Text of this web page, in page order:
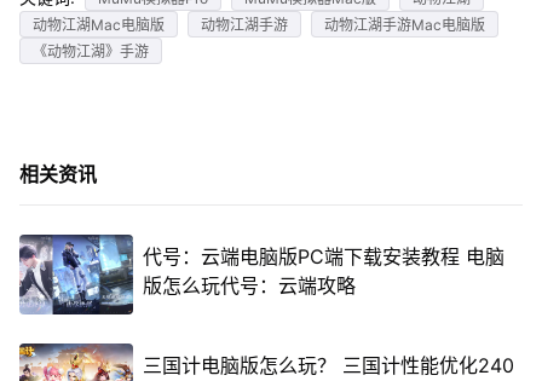
动物江湖Mac电脑版
动物江湖手游
动物江湖手游Mac电脑版
《动物江湖》手游
相关资讯
代号：云端电脑版PC端下载安装教程 电脑
版怎么玩代号：云端攻略
三国计电脑版怎么玩？ 三国计性能优化240